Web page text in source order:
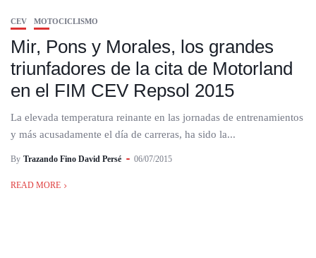
CEV MOTOCICLISMO
Mir, Pons y Morales, los grandes
triunfadores de la cita de Motorland
en el FIM CEV Repsol 2015
La elevada temperatura reinante en las jornadas de entrenamientos
y más acusadamente el día de carreras, ha sido la...
By Trazando Fino David Persé 06/07/2015
READ MORE